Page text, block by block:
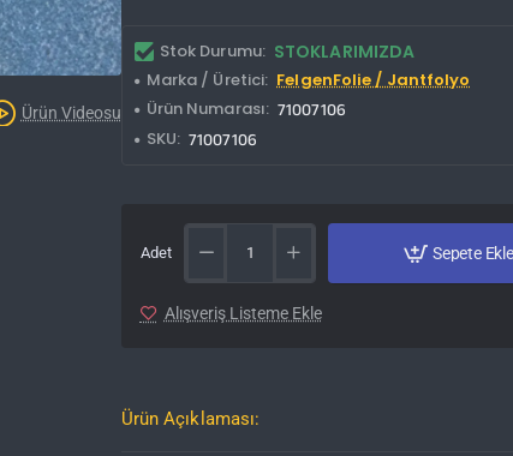
Kargo Bedava
Ürün Videosu
Stok Durumu: STOKLARIMIZDA
Marka / Üretici: FelgenFolie / Jantfolyo
Ürün Numarası: 71007106
SKU: 71007106
Adet Sepete Ekle
Alışveriş Listeme Ekle
Ürün Açıklaması: